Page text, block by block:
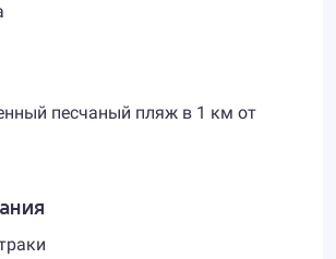
песчаный пляж в 1 км от